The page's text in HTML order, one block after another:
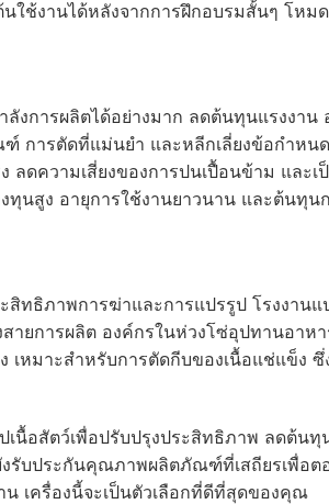
ช้งานได้หลังจากการฝึกอบรมสั้นๆ โหม
ลังการผลิตได้อย่างมาก ลดต้นทุนแรงงา
การตัดที่แม่นยำ และหลีกเลี่ยงข้อกำห
ดความเสี่ยงของการปนเปื้อนข้าม และ
สูง อายุการใช้งานยาวนาน และต้นทุน
ทธิภาพการฆ่าและการแปรรูป โรงงานแ
ายการผลิต องค์กรในห่วงโซ่อุปทานอาห
หมาะสำหรับการตัดกีบของเนื้อแช่แข็ง
นื้อสัตว์เพื่อปรับปรุงประสิทธิภาพ ลดต้น
รับประกันคุณภาพผลิตภัณฑ์ที่เสถียรเพื่อ
เครื่องนี้จะเป็นตัวเลือกที่ดีที่สุดของคุณ